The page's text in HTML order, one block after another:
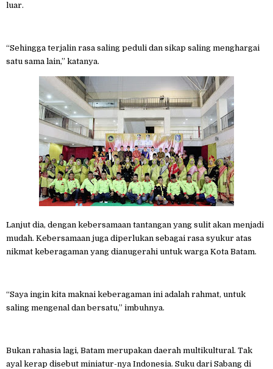
luar.
“Sehingga terjalin rasa saling peduli dan sikap saling menghargai
satu sama lain,” katanya.
Lanjut dia, dengan kebersamaan tantangan yang sulit akan menjadi
mudah. Kebersamaan juga diperlukan sebagai rasa syukur atas
nikmat keberagaman yang dianugerahi untuk warga Kota Batam.
“Saya ingin kita maknai keberagaman ini adalah rahmat, untuk
saling mengenal dan bersatu,” imbuhnya.
Bukan rahasia lagi, Batam merupakan daerah multikultural. Tak
ayal kerap disebut miniatur-nya Indonesia. Suku dari Sabang di